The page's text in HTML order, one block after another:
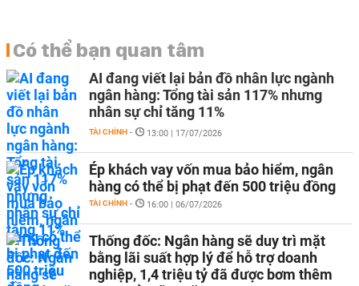
Có thể bạn quan tâm
AI đang viết lại bản đồ nhân lực ngành
ngân hàng: Tổng tài sản 117% nhưng
nhân sự chỉ tăng 11%
TÀI CHÍNH - 13:00 | 17/07/2026
Ép khách vay vốn mua bảo hiểm, ngân
hàng có thể bị phạt đến 500 triệu đồng
TÀI CHÍNH - 16:00 | 06/07/2026
Thống đốc: Ngân hàng sẽ duy trì mặt
bằng lãi suất hợp lý để hỗ trợ doanh
nghiệp, 1,4 triệu tỷ đã được bơm thêm